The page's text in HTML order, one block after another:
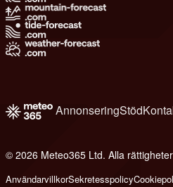
AnnonseringStöd
© 2026 Meteo365 Ltd. Alla
AnvändarvillkorSekretesspolicy